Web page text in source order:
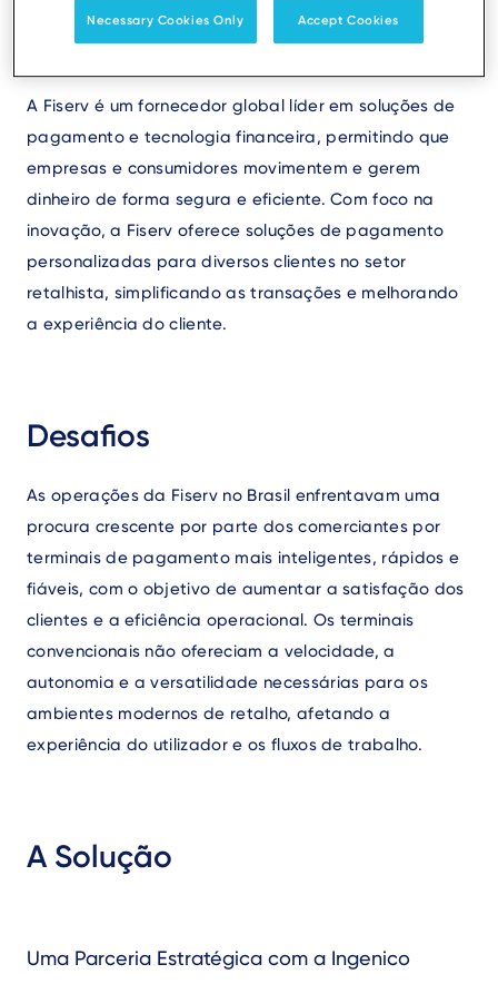
Perfil do Cliente: Sobre a Fiserv
A Fiserv é um fornecedor global líder em soluções de
pagamento e tecnologia financeira, permitindo que
empresas e consumidores movimentem e gerem
dinheiro de forma segura e eficiente. Com foco na
inovação, a Fiserv oferece soluções de pagamento
personalizadas para diversos clientes no setor
retalhista, simplificando as transações e melhorando
a experiência do cliente.
Desafios
As operações da Fiserv no Brasil enfrentavam uma
procura crescente por parte dos comerciantes por
terminais de pagamento mais inteligentes, rápidos e
fiáveis, com o objetivo de aumentar a satisfação dos
clientes e a eficiência operacional. Os terminais
convencionais não ofereciam a velocidade, a
autonomia e a versatilidade necessárias para os
ambientes modernos de retalho, afetando a
experiência do utilizador e os fluxos de trabalho.
A Solução
Uma Parceria Estratégica com a Ingenico
Necessary Cookies Only Accept Cookies